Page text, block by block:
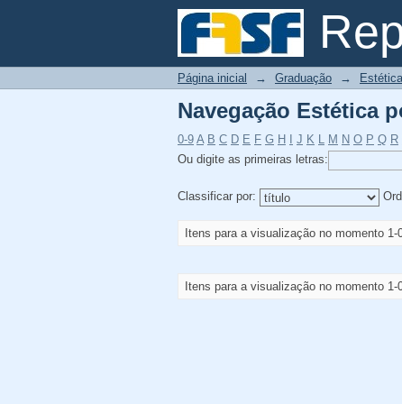
Navegação Estética
Página inicial → Graduação → Estética
Navegação Estética
0-9 A B C D E F G H J K L M N O P Q R
Ou digite as primeiras letras:
Classificar por:
Itens para a visualização no momento 1-
Itens para a visualização no momento 1-